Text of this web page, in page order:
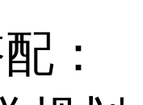
：